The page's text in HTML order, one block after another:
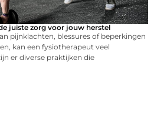
juiste zorg voor jouw herstel
pijnklachten, blessures of beperkingen
kan een fysiotherapeut veel
er diverse praktijken die